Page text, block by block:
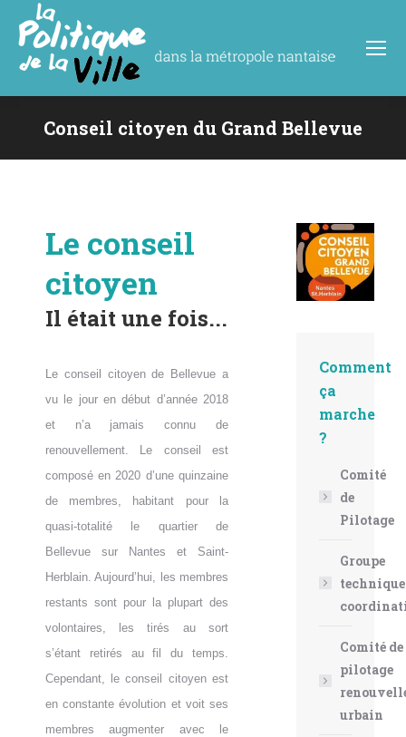
Conseil citoyen du Grand Bellevue
Vous êtes ici :
Le conseil
citoyen
Il était une fois...
Le conseil citoyen de Bellevue a
vu le jour en début d’année 2018
et n’a jamais connu de
renouvellement. Le conseil est
composé en 2020 d’une quinzaine
de membres, habitant pour la
quasi-totalité le quartier de
Bellevue sur Nantes et Saint-
Herblain. Aujourd’hui, les membres
restants sont pour la plupart des
volontaires, les tirés au sort
s’étant retirés au fil du temps.
Cependant, le conseil citoyen est
en constante évolution et voit ses
membres augmenter avec le
Comment
ça
marche
?
Comité
de
Pilotage
Groupe
technique
Comité de
pilotage
urbain